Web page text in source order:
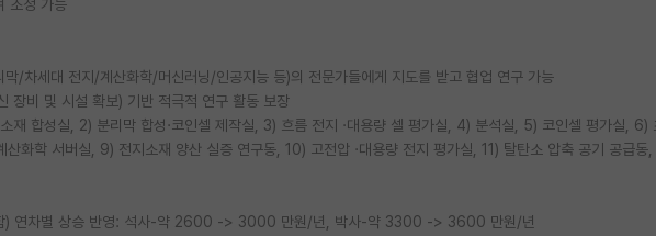
조정 가능
/차세대 전지/계산화학/머신러닝/인공지능 등)의 전문가들에게 지도를 받고 협업 연구 가능
장비 및 시설 확보) 기반 적극적 연구 활동 보장
재 합성실, 2) 분리막 합성·코인셀 제작실, 3) 흐름 전지 ·대용량 셀 평가실, 4) 분석실, 5) 코인셀 평가실, 6)
화학 서버실, 9) 전지소재 양산 실증 연구동, 10) 고전압 ·대용량 전지 평가실, 11) 탈탄소 압축 공기 공급동
) 연차별 상승 반영: 석사-약 2600 -> 3000 만원/년, 박사-약 3300 -> 3600 만원/년